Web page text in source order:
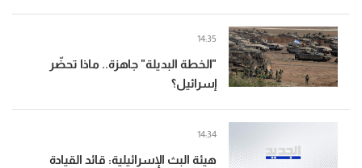
"الخطة البديلة" جاهزة.. ماذا تحضّر
إسرائيل؟
14:35
هيئة البث الإسرائيلية: قائد القيادة
14:34